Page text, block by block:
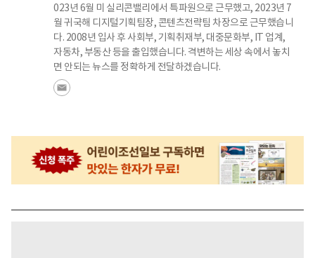
023년 6월 미 실리콘밸리에서 특파원으로 근무했고, 2023년 7
월 귀국해 디지털기획팀장, 콘텐츠전략팀 차장으로 근무했습니
다. 2008년 입사 후 사회부, 기획취재부, 대중문화부, IT 업계,
자동차, 부동산 등을 출입했습니다. 격변하는 세상 속에서 놓치
면 안되는 뉴스를 정확하게 전달하겠습니다.